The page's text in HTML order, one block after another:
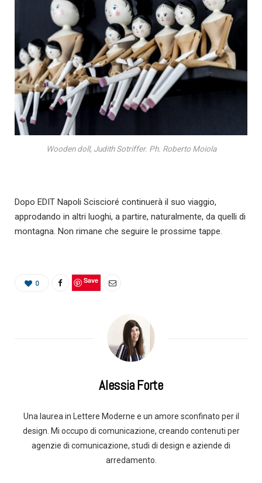
Wooden doll, Judith Sotriffer. Ph. Roberto Moiola
Dopo EDIT Napoli Sciscioré continuerà il suo viaggio,
approdando in altri luoghi, a partire, naturalmente, da quelli di
montagna. Non rimane che seguire le prossime tappe.
0 Save
Alessia Forte
Una laurea in Lettere Moderne e un amore sconfinato per il
design. Mi occupo di comunicazione, creando contenuti per
agenzie di comunicazione, studi di design e aziende di
arredamento.